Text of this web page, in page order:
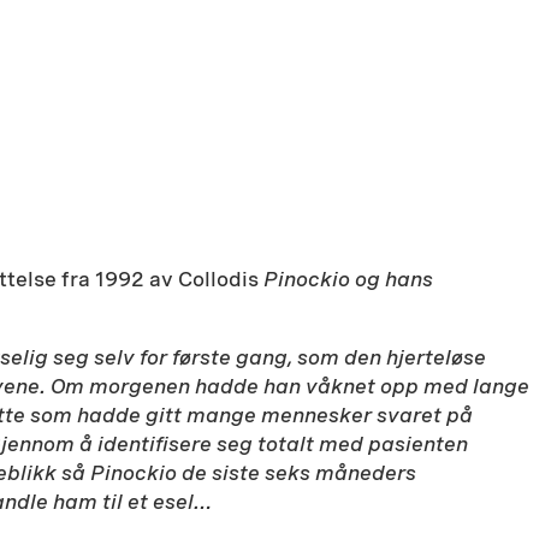
fra 1992 av Collodis Pinockio og hans
seg selv for første gang, som den hjerteløse
Om morgenen hadde han våknet opp med lange
som hadde gitt mange mennesker svaret på
å identifisere seg totalt med pasienten
så Pinockio de siste seks måneders
ham til et esel…